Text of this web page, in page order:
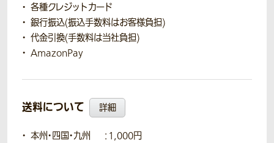
各種クレジットカード
銀行振込(振込手数料はお客様負担)
代金引換(手数料は当社負担)
AmazonPay
送料について 詳細
本州・四国・九州
：1,000円